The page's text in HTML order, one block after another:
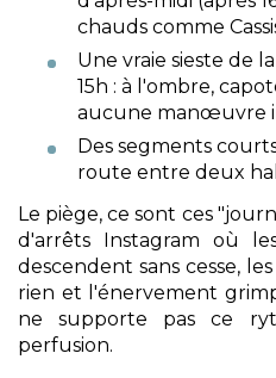
chauds comme
Une vraie sieste de
15h : à l'ombre,
aucune manœuvre
Des segments
route entre deux
Le piège, ce sont ces
d'arrêts Instagram où
descendent sans cesse,
rien et l'énervement
ne supporte pas ce
perfusion.